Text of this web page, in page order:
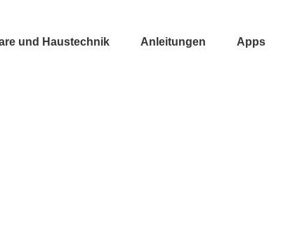
und Haustechnik Anleitungen Apps